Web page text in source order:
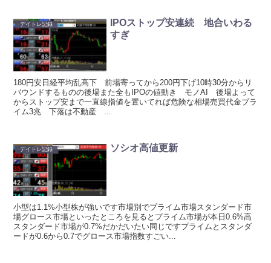
デイトレ記録
IPOストップ安連続 地合いわる
すぎ
180円安日経平均乱高下 前場寄ってから200円下げ10時30分からリ
バウンドするものの後場また全もIPOの値動き モノAI 後場よって
からストップ安まで一直線指値を置いてれば危険な相場売買代金プラ
イム3兆 下落は不動産 ...
デイトレ記録 ソシオ高値更新
小型は1.1%小型株が強いです市場別でプライム市場スタンダード市
場グロース市場といったところを見るとプライム市場が本日0.6%高
スタンダード市場が0.7%だかだいたい同じですプライムとスタンダ
ードが0.6から0.7でグロース市場指数すごい...